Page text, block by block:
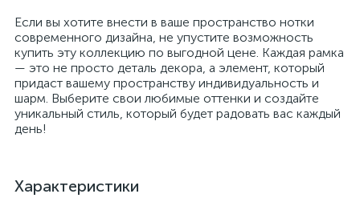
Если вы хотите внести в ваше пространство нотки
современного дизайна, не упустите возможность
купить эту коллекцию по выгодной цене. Каждая рамка
— это не просто деталь декора, а элемент, который
придаст вашему пространству индивидуальность и
шарм. Выберите свои любимые оттенки и создайте
уникальный стиль, который будет радовать вас каждый
день!
Характеристики